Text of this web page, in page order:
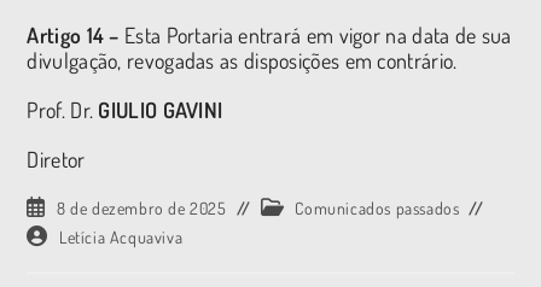
Artigo 14 – Esta Portaria entrará em vigor na data de sua
divulgação, revogadas as disposições em contrário.
Prof. Dr. GIULIO GAVINI
Diretor
8 de dezembro de 2025
Comunicados passados
Letícia Acquaviva